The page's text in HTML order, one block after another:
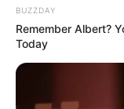
BUZZDAY
Remember Albert?
Today